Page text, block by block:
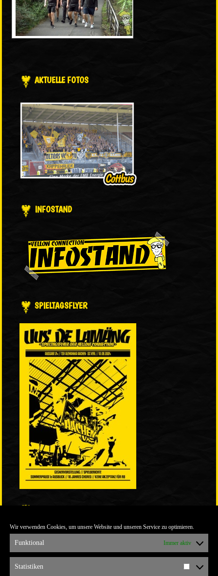
Wir verwenden Cookies, um unsere Website und unseren Service zu optimieren.
Funktional Immer aktiv
Statistiken
AKTUELLE FOTOS
INFOSTAND
SPIELTAGSFLYER
ULTRABLOG DER YELLOW CONNECTION
ALEMANNIA VERKAUFT MAN NICHT
ARCHIV